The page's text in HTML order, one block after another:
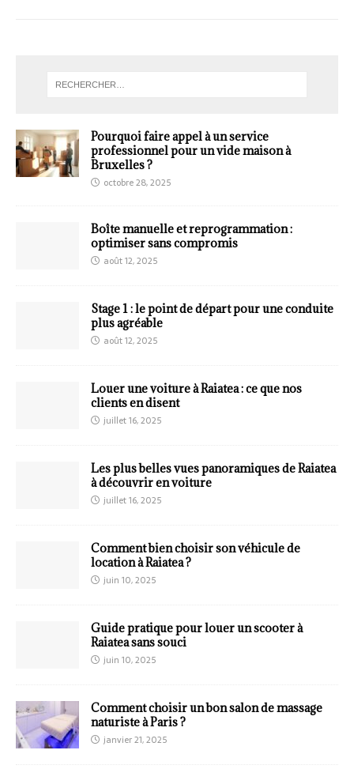
Pourquoi faire appel à un service
professionnel pour un vide maison à
Bruxelles ?
octobre 28, 2025
Boîte manuelle et reprogrammation :
optimiser sans compromis
août 12, 2025
Stage 1 : le point de départ pour une conduite
plus agréable
août 12, 2025
Louer une voiture à Raiatea : ce que nos
clients en disent
juillet 16, 2025
Les plus belles vues panoramiques de Raiatea
à découvrir en voiture
juillet 16, 2025
Comment bien choisir son véhicule de
location à Raiatea ?
juin 10, 2025
Guide pratique pour louer un scooter à
Raiatea sans souci
juin 10, 2025
Comment choisir un bon salon de massage
naturiste à Paris ?
janvier 21, 2025